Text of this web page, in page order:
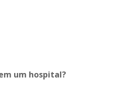
um hospital?